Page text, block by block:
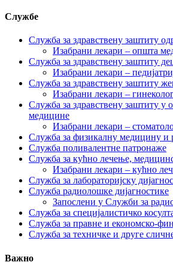
Службе
Служба за здравствену заштиту
Изабрани лекари – општа
Служба за здравствену заштиту
Изабрани лекари –
Служба за здравствену заштиту
Изабрани лекари –
Служба за здравствену заштиту у
медицине
Изабрани лекари –
Служба за физикалну медицину и
Служба поливалентне патронаже
Служба за кућно лечење,
Изабрани лекари – кућно
Служба за лабораторијску
Служба радиолошке дијагностике
Запослени у Служби за
Служба за специјалистичко
Служба за правне и економско-
Служба за техничке и друге
Важно